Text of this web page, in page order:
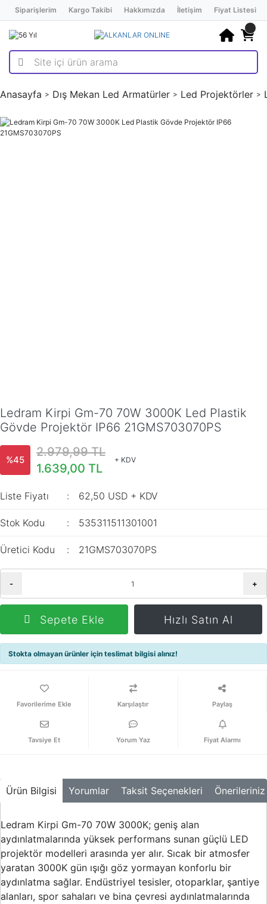
Siparişlerim Kargo Takibi Hakkımızda İletişim Fiyat Listesi
Anasayfa Dış Mekan Led Armatürler Led Projektörler
Ledram Kirpi Gm-70 70W 3000K Led Plastik
Gövde Projektör IP66 21GMS703070PS
%45
2.979,99 TL
1.639,00 TL
+ KDV
Liste Fiyatı 62,50 USD + KDV
Stok Kodu 535311511301001
Üretici Kodu 21GMS703070PS
- +
Sepete Ekle Hızlı Satın Al
Stokta olmayan ürünler için teslimat bilgisi alınız!
Karşılaştır Paylaş
Tavsiye Et Yorum Yaz Fiyat Alarmı
Ürün Bilgisi Yorumlar Taksit Seçenekleri Önerileriniz
Ledram Kirpi Gm-70 70W 3000K; geniş alan
aydınlatmalarında yüksek performans sunan güçlü LED
projektör modelleri arasında yer alır. Sıcak bir atmosfer
yaratan 3000K gün ışığı göz yormayan konforlu bir
aydınlatma sağlar. Endüstriyel tesisler, otoparklar, şantiye
alanları, spor sahaları ve bina çevresi aydınlatmalarında